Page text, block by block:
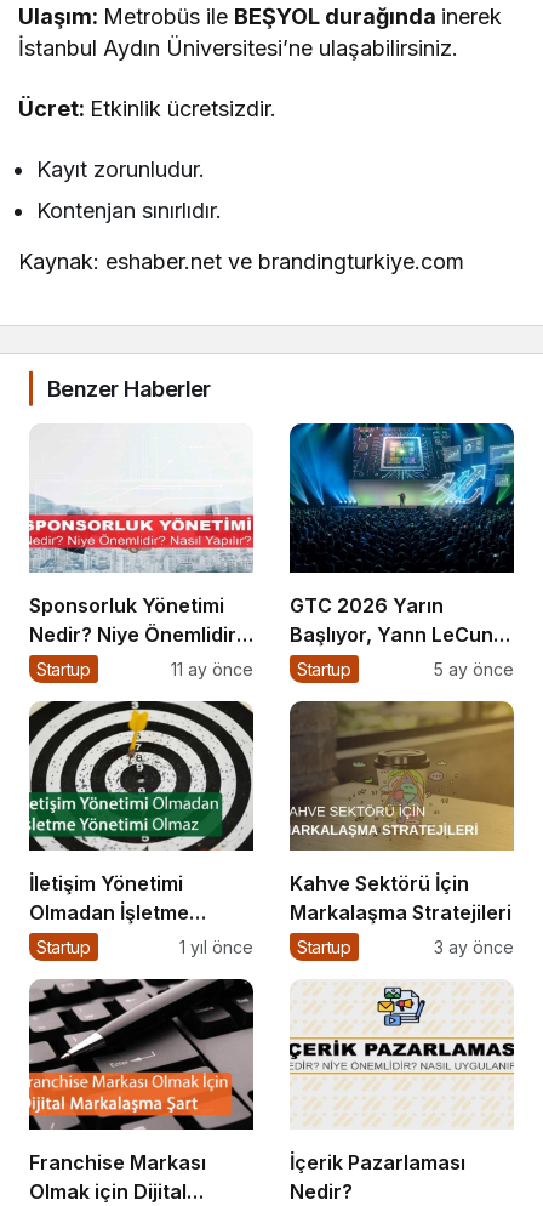
Ulaşım: Metrobüs ile BEŞYOL durağında inerek
İstanbul Aydın Üniversitesi’ne ulaşabilirsiniz.
Ücret: Etkinlik ücretsizdir.
Kayıt zorunludur.
Kontenjan sınırlıdır.
Kaynak: eshaber.net ve brandingturkiye.com
Benzer Haberler
Sponsorluk Yönetimi
Nedir? Niye Önemlidir?
Nasıl Yapılır?
Startup 11 ay önce
GTC 2026 Yarın
Başlıyor, Yann LeCun
$1B Seed Aldı: AI
Startup 5 ay önce
İletişim Yönetimi
Olmadan İşletme
Yönetimi Olmaz
Startup 1 yıl önce
Kahve Sektörü İçin
Markalaşma Stratejileri
Startup 3 ay önce
Franchise Markası
Olmak için Dijital
İçerik Pazarlaması
Nedir?